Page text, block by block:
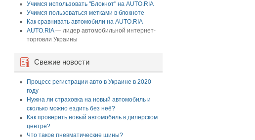
Учимся использовать "Блокнот" на AUTO.RIA
Учимся пользоваться метками в блокноте
Как сравнивать автомобили на AUTO.RIA
AUTO.RIA— лидер автомобильной интернет-
торговли Украины
Свежие новости
Процесс регистрации авто в Украине в 2020
году
Нужна ли страховка на новый автомобиль и
сколько можно ездить без неё?
Как проверить новый автомобиль в дилерском
центре?
Что такое пневматические шины?